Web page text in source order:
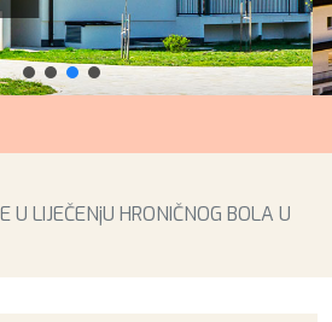
U LIJEČENjU HRONIČNOG BOLA U